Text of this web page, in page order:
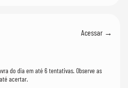
Acessar →
do dia em até 6 tentativas. Observe as
acertar.